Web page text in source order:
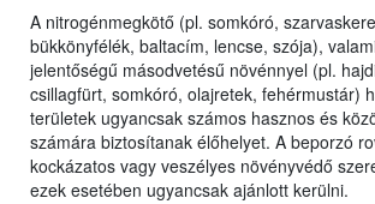
A nitrogénmegkötő (pl. somkóró,
bükkönyfélék, baltacím, lencse, szója),
jelentőségű másodvetésű növénnyel (pl.
csillagfürt, somkóró, olajretek, fehérmustár)
területek ugyancsak számos hasznos és
számára biztosítanak élőhelyet. A beporzó
kockázatos vagy veszélyes növényvédő
ezek esetében ugyancsak ajánlott kerülni.